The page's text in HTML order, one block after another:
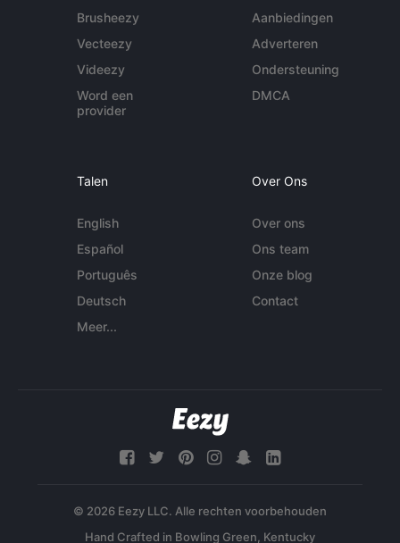
Brusheezy
Vecteezy
Videezy
Word een
provider
Aanbiedingen
Adverteren
Ondersteuning
DMCA
Talen
English
Español
Português
Deutsch
Meer...
Over Ons
Over ons
Ons team
Onze blog
Contact
© 2026 Eezy LLC. Alle rechten voorbehouden